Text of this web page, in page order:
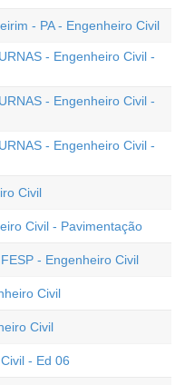
- PA - Engenheiro Civil
- Engenheiro Civil -
- Engenheiro Civil -
- Engenheiro Civil -
Civil
Civil - Pavimentação
- Engenheiro Civil
Civil
Civil
- Ed 06